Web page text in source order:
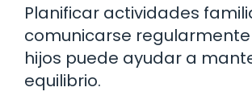
Planificar actividades
comunicarse
hijos puede ayudar a
equilibrio.